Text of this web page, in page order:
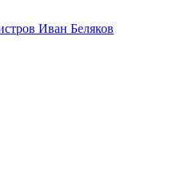
Иван Беляков